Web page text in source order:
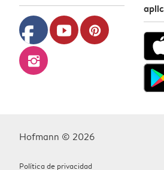
facebook youtube pinterest
instagram
Hofmann © 2026
Política de privacidad